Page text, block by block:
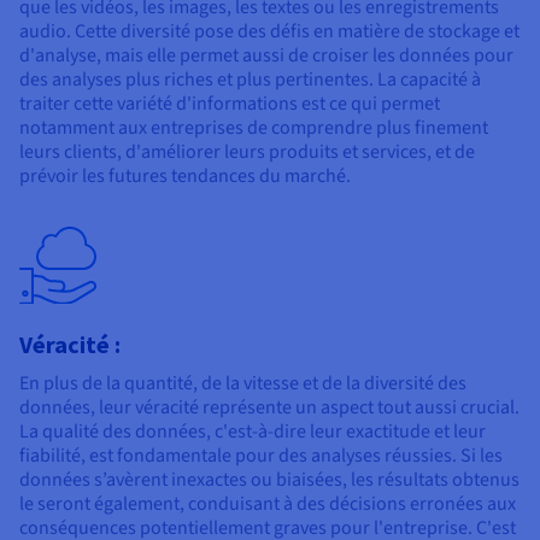
que les vidéos, les images, les textes ou les enregistrements
audio. Cette diversité pose des défis en matière de stockage et
d'analyse, mais elle permet aussi de croiser les données pour
des analyses plus riches et plus pertinentes. La capacité à
traiter cette variété d'informations est ce qui permet
notamment aux entreprises de comprendre plus finement
leurs clients, d'améliorer leurs produits et services, et de
prévoir les futures tendances du marché.
Véracité :
En plus de la quantité, de la vitesse et de la diversité des
données, leur véracité représente un aspect tout aussi crucial.
La qualité des données, c'est-à-dire leur exactitude et leur
fiabilité, est fondamentale pour des analyses réussies. Si les
données s’avèrent inexactes ou biaisées, les résultats obtenus
le seront également, conduisant à des décisions erronées aux
conséquences potentiellement graves pour l'entreprise. C'est